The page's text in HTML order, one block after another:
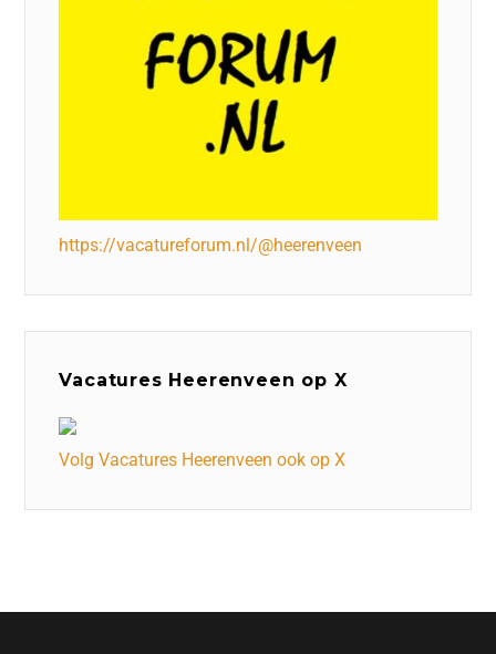
https://vacatureforum.nl/@heerenveen
Vacatures Heerenveen op X
Volg Vacatures Heerenveen ook op X